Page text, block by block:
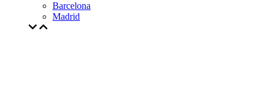
Barcelona
Madrid